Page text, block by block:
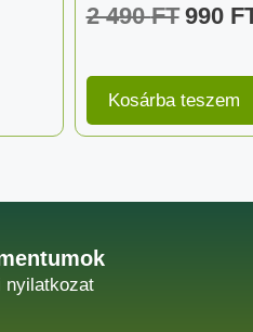
2 490FT 990
Kosárba teszem
nyilatkozat